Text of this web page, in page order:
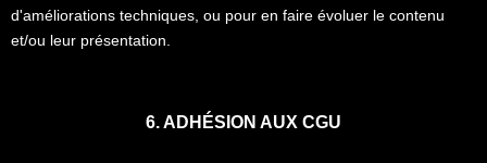
d'améliorations techniques, ou pour en faire évoluer le contenu
et/ou leur présentation.
6. ADHÉSION AUX CGU